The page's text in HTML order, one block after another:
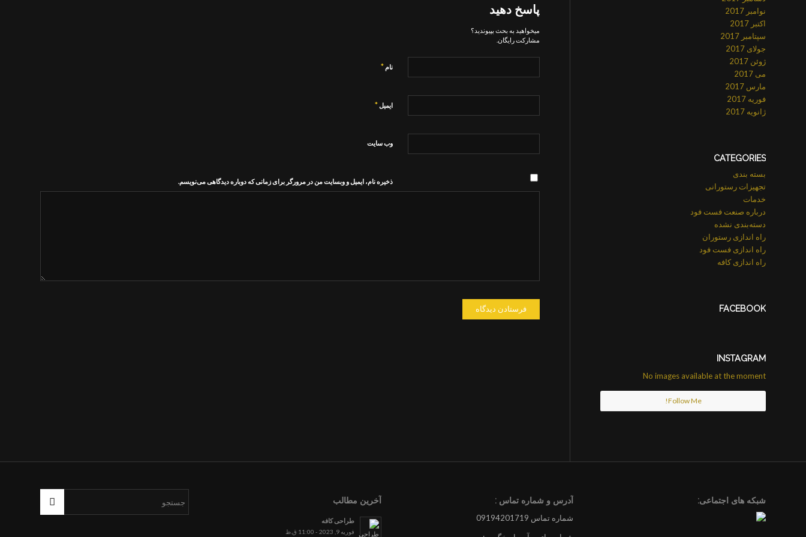
پاسخ دهید
میخواهید به بحث بپیوندید؟
مشارکت رایگان.
نام *
ایمیل *
وب‌ سایت
ذخیره نام، ایمیل و وبسایت من در مرورگر برای زمانی که دوباره دیدگاهی می‌نویسم.
نوامبر 2017
اکتبر 2017
سپتامبر 2017
جولای 2017
ژوئن 2017
می 2017
مارس 2017
فوریه 2017
ژانویه 2017
CATEGORIES
بسته بندی
تجهیزات رستورانی
خدمات
درباره صنعت فست فود
دسته‌بندی نشده
راه اندازی رستوران
راه اندازی فست فود
راه اندازی کافه
FACEBOOK
INSTAGRAM
No images available at the moment
Follow Me!
شبکه های اجتماعی:
آدرس و شماره تماس :
شماره تماس 09194201719
آخرین مطالب
طراحی کافه
فوریه 9, 2023 - 11:00 ق.ظ